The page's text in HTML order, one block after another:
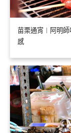
苗栗通宵︱阿明
感